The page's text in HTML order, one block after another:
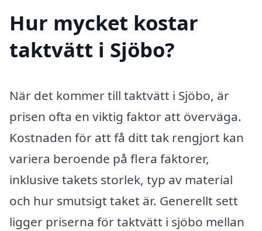
Hur mycket kostar
taktvätt i Sjöbo?
När det kommer till taktvätt i Sjöbo, är
prisen ofta en viktig faktor att överväga.
Kostnaden för att få ditt tak rengjort kan
variera beroende på flera faktorer,
inklusive takets storlek, typ av material
och hur smutsigt taket är. Generellt sett
ligger priserna för taktvätt i sjöbo mellan